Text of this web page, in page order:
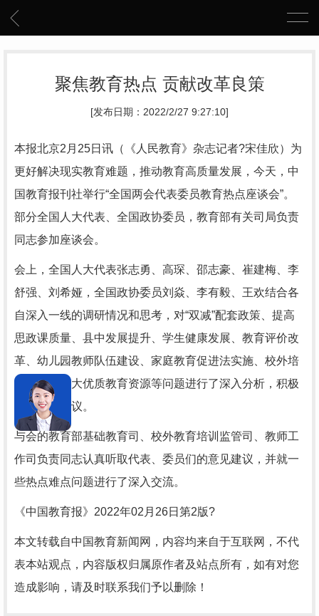
聚焦教育热点 贡献改革良策
[发布日期：2022/2/27 9:27:10]
本报北京2月25日讯（《人民教育》杂志记者?宋佳欣）为
更好解决现实教育难题，推动教育高质量发展，今天，中
国教育报刊社举行“全国两会代表委员教育热点座谈会”。
部分全国人大代表、全国政协委员，教育部有关司局负责
同志参加座谈会。
会上，全国人大代表张志勇、高琛、邵志豪、崔建梅、李
舒强、刘希娅，全国政协委员刘焱、李有毅、王欢结合各
自深入一线的调研情况和思考，对“双减”配套政策、提高
思政课质量、县中发展提升、学生健康发展、教育评价改
革、幼儿园教师队伍建设、家庭教育促进法实施、校外培
训监管、扩大优质教育资源等问题进行了深入分析，积极
提出意见建议。
与会的教育部基础教育司、校外教育培训监管司、教师工
作司负责同志认真听取代表、委员们的意见建议，并就一
些热点难点问题进行了深入交流。
《中国教育报》2022年02月26日第2版?
本文转载自中国教育新闻网，内容均来自于互联网，不代
表本站观点，内容版权归属原作者及站点所有，如有对您
造成影响，请及时联系我们予以删除！